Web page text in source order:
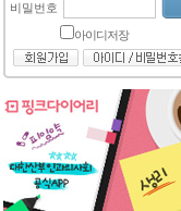
비밀번호
아이디저장